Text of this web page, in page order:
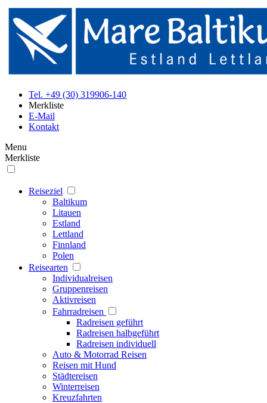
Tel. +49 (30) 319906-140
Merkliste
E-Mail
Kontakt
Menu
Merkliste
Reiseziel
Baltikum
Litauen
Estland
Lettland
Finnland
Polen
Reisearten
Individualreisen
Gruppenreisen
Aktivreisen
Fahrradreisen
Radreisen geführt
Radreisen halbgeführt
Radreisen individuell
Auto & Motorrad Reisen
Reisen mit Hund
Städtereisen
Winterreisen
Kreuzfahrten